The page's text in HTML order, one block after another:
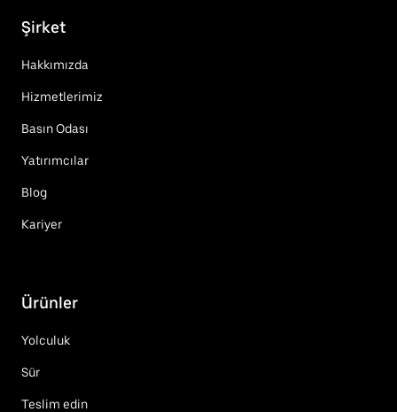
Şirket
Hakkımızda
Hizmetlerimiz
Basın Odası
Yatırımcılar
Blog
Kariyer
Ürünler
Yolculuk
Sür
Teslim edin